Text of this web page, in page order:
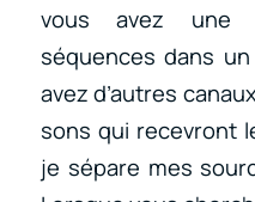
vous avez une
séquences dans
avez d’autres
sons qui recevront
je sépare mes